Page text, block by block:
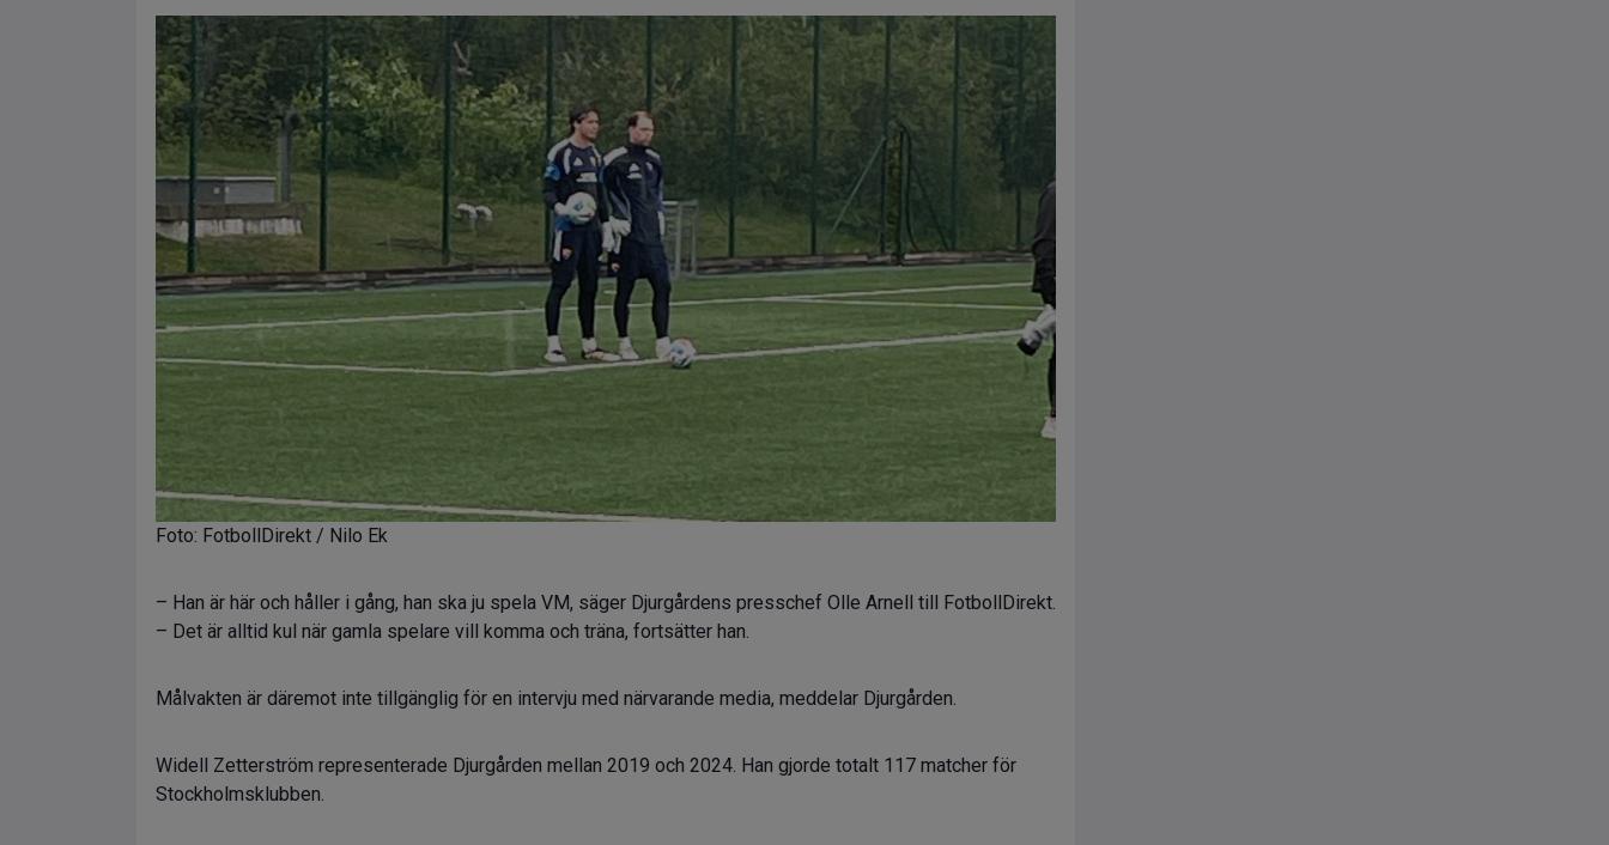
Foto: FotbollDirekt / Nilo Ek
– Han är här och håller i gång, han ska ju spela VM, säger Djurgårdens presschef Olle Arnell till FotbollDirekt.
– Det är alltid kul när gamla spelare vill komma och träna, fortsätter han.
Målvakten är däremot inte tillgänglig för en intervju med närvarande media, meddelar Djurgården.
Widell Zetterström representerade Djurgården mellan 2019 och 2024. Han gjorde totalt 117 matcher för
Stockholmsklubben.